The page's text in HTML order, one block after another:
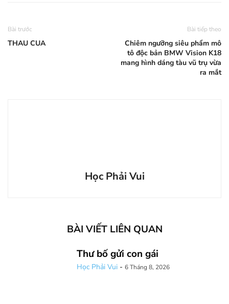
Bài trước
THAU CUA
Bài tiếp theo
Chiêm ngưỡng siêu phẩm mô
tô độc bản BMW Vision K18
mang hình dáng tàu vũ trụ vừa
ra mắt
Học Phải Vui
BÀI VIẾT LIÊN QUAN
Thư bố gửi con gái
Học Phải Vui - 6 Tháng 8, 2026